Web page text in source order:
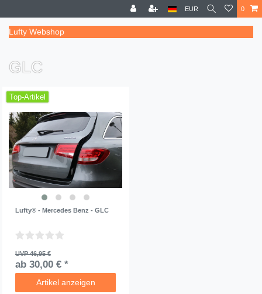
EUR 0
Lufty Webshop
GLC
Top-Artikel
Lufty® - Mercedes Benz - GLC
UVP 46,95 €
ab 30,00 € *
Artikel anzeigen